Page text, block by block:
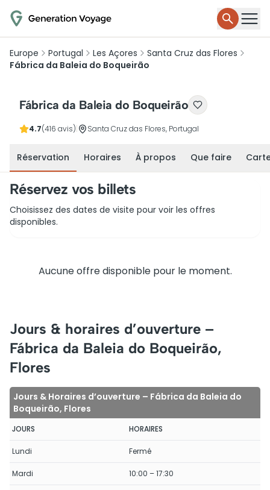
Europe Portugal Les Açores
Santa Cruz das Flores
Fábrica da Baleia do Boqueirão
Fábrica da Baleia do Boqueirão
4.7(416 avis) Santa Cruz das Flores, Portugal
Réservation Horaires À propos Que faire
Réservez vos billets
Choisissez des dates de visite pour voir les offres
disponibles.
Aucune offre disponible pour le moment.
Jours & horaires d’ouverture –
Fábrica da Baleia do Boqueirão,
Flores
Jours & Horaires d’ouverture – Fábrica da Baleia do
Boqueirão, Flores
JOURS HORAIRES
Lundi Fermé
Mardi 10:00 – 17:30